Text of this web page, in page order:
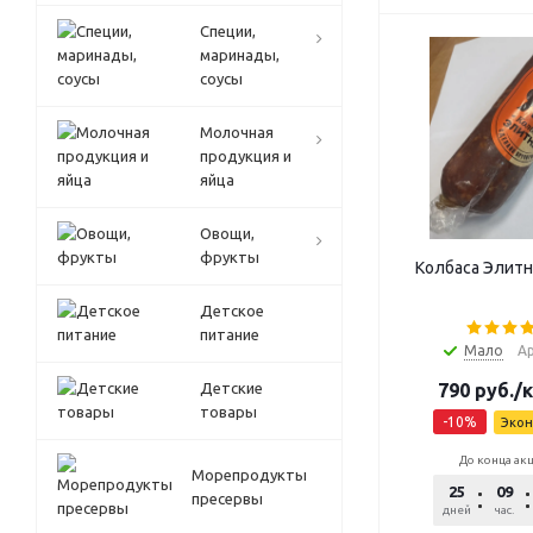
Колбаса
Мало
790 руб./
-10%
До конца
25
дней
09
час.
Специи,
маринады,
соусы
Молочная
продукция и
яйца
Овощи,
фрукты
Детское
питание
Детские
товары
Морепродукты
пресервы